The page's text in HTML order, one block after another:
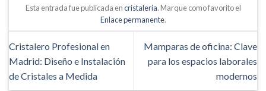
Esta entrada fue publicada encristaleria. Marque como favorito el
Enlace permanente.
Cristalero Profesional en
Madrid: Diseño e Instalación
de Cristales a Medida
Mamparas de oficina: Clave
para los espacios laborales
modernos